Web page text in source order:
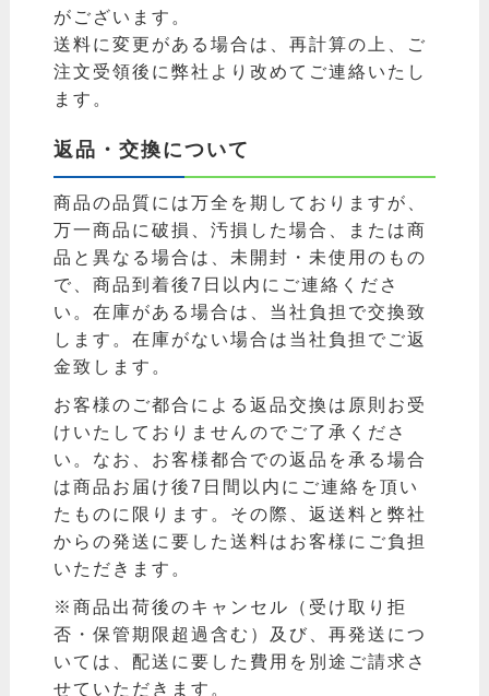
がございます。
送料に変更がある場合は、再計算の上、ご
注文受領後に弊社より改めてご連絡いたし
ます。
返品・交換について
商品の品質には万全を期しておりますが、
万一商品に破損、汚損した場合、または商
品と異なる場合は、未開封・未使用のもの
で、商品到着後7日以内にご連絡くださ
い。在庫がある場合は、当社負担で交換致
します。在庫がない場合は当社負担でご返
金致します。
お客様のご都合による返品交換は原則お受
けいたしておりませんのでご了承くださ
い。なお、お客様都合での返品を承る場合
は商品お届け後7日間以内にご連絡を頂い
たものに限ります。その際、返送料と弊社
からの発送に要した送料はお客様にご負担
いただきます。
※商品出荷後のキャンセル（受け取り拒
否・保管期限超過含む）及び、再発送につ
いては、配送に要した費用を別途ご請求さ
せていただきます。